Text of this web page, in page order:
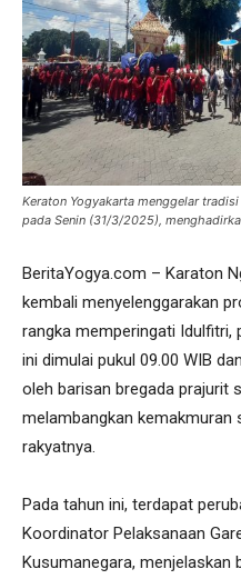
Keraton Yogyakarta menggelar
pada Senin (31/3/2025),
BeritaYogya.com – Karaton
kembali menyelenggarakan
rangka memperingati Idulfitri,
ini dimulai pukul 09.00 WIB
oleh barisan bregada prajurit
melambangkan kemakmuran
rakyatnya.
Pada tahun ini, terdapat
Koordinator Pelaksanaan
Kusumanegara, menjelaskan